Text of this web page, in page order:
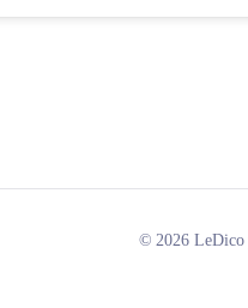
© 2026 LeDico